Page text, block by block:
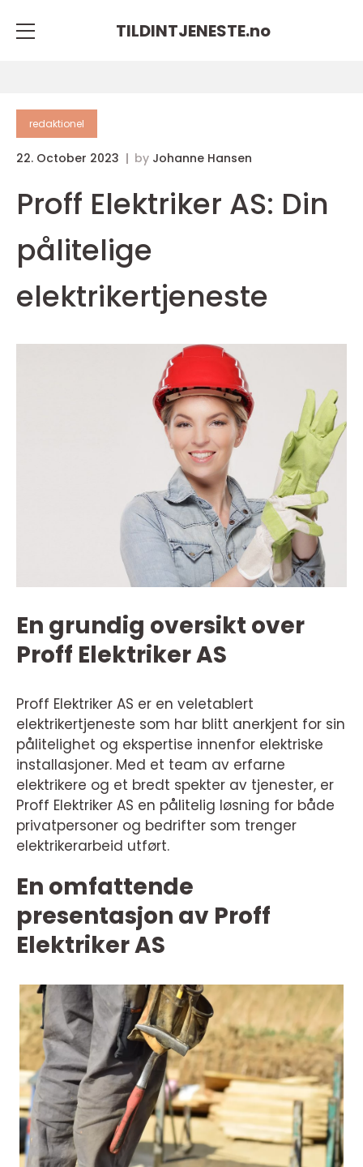
TILDINTJENESTE.no
redaktionel
22. October 2023 by Johanne Hansen
Proff Elektriker AS: Din
pålitelige
elektrikertjeneste
En grundig oversikt over
Proff Elektriker AS
Proff Elektriker AS er en veletablert
elektrikertjeneste som har blitt anerkjent for sin
pålitelighet og ekspertise innenfor elektriske
installasjoner. Med et team av erfarne
elektrikere og et bredt spekter av tjenester, er
Proff Elektriker AS en pålitelig løsning for både
privatpersoner og bedrifter som trenger
elektrikerarbeid utført.
En omfattende
presentasjon av Proff
Elektriker AS